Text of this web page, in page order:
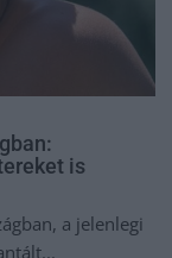
is
a jelenlegi